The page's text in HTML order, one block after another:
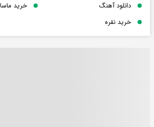
دانلود آهنگ
خرید
خرید نقره